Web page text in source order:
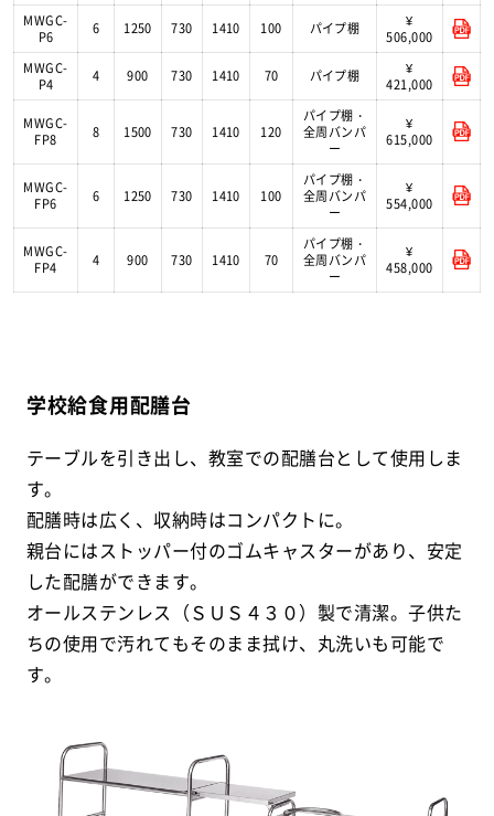
MWGC-
P6
6 1250 730 1410 100 パイプ棚
¥
506,000
MWGC-
P4
4 900 730 1410 70 パイプ棚
¥
421,000
MWGC-
FP8
8 1500 730 1410 120
パイプ棚・
全周バンパ
ー
¥
615,000
MWGC-
FP6
6 1250 730 1410 100
パイプ棚・
全周バンパ
ー
¥
554,000
MWGC-
FP4
4 900 730 1410 70
パイプ棚・
全周バンパ
ー
¥
458,000
学校給食用配膳台
テーブルを引き出し、教室での配膳台として使用しま
す。
配膳時は広く、収納時はコンパクトに。
親台にはストッパー付のゴムキャスターがあり、安定
した配膳ができます。
オールステンレス（ＳＵＳ４３０）製で清潔。子供た
ちの使用で汚れてもそのまま拭け、丸洗いも可能で
す。